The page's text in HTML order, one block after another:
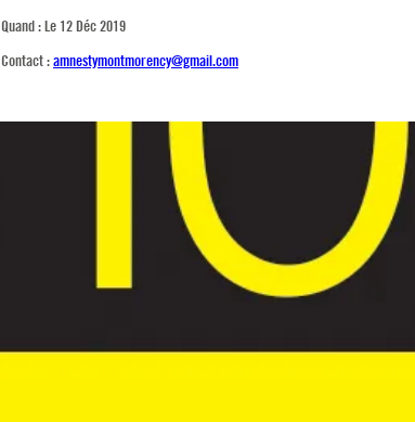
Quand :Le 12 Déc 2019
Contact :amnestymontmorency@gmail.com